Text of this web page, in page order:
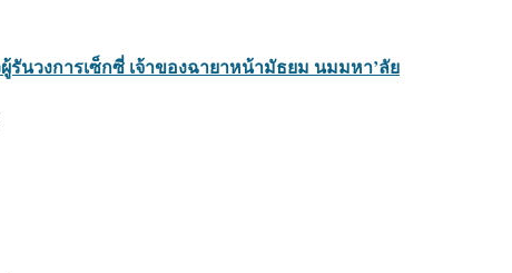
รันวงการเซ็กซี่ เจ้าของฉายาหน้ามัธยม นมมหา’ลัย